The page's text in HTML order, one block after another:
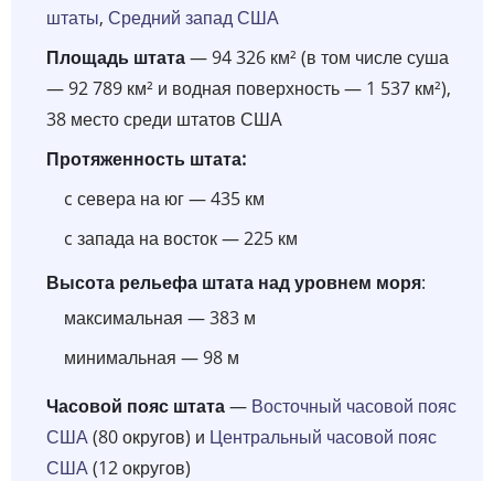
штаты, Средний запад США
Площадь штата— 94 326 км² (в том числе суша
— 92 789 км² и водная поверхность — 1 537 км²),
38 место среди штатов США
Протяженность штата:
c севера на юг — 435 км
c запада на восток — 225 км
Высота рельефа штата над уровнем моря:
максимальная — 383 м
минимальная — 98 м
Часовой пояс штата— Восточный часовой пояс
США(80 округов) и Центральный часовой пояс
США(12 округов)